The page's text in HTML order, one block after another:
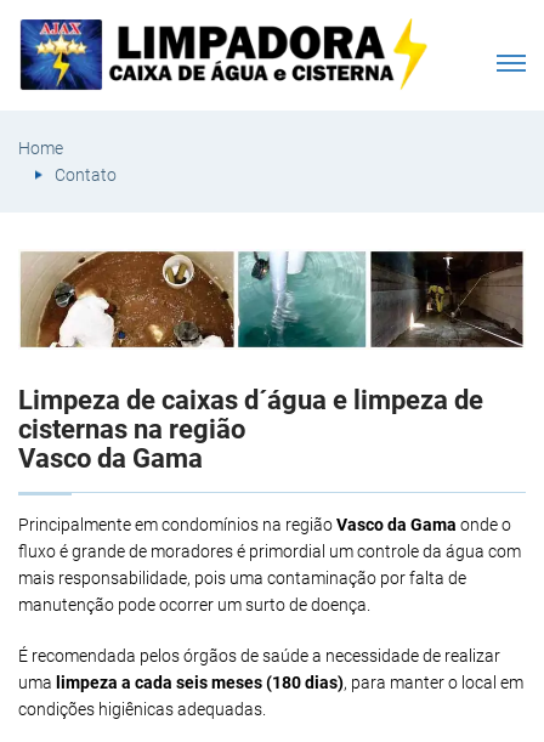
Home
Contato
Limpeza de caixas d´água e limpeza de
cisternas na região
Vasco da Gama
Principalmente em condomínios na regiãoVasco da Gama onde o
fluxo é grande de moradores é primordial um controle da água com
mais responsabilidade, pois uma contaminação por falta de
manutenção pode ocorrer um surto de doença.
É recomendada pelos órgãos de saúde a necessidade de realizar
uma limpeza a cada seis meses (180 dias), para manter o local em
condições higiênicas adequadas.